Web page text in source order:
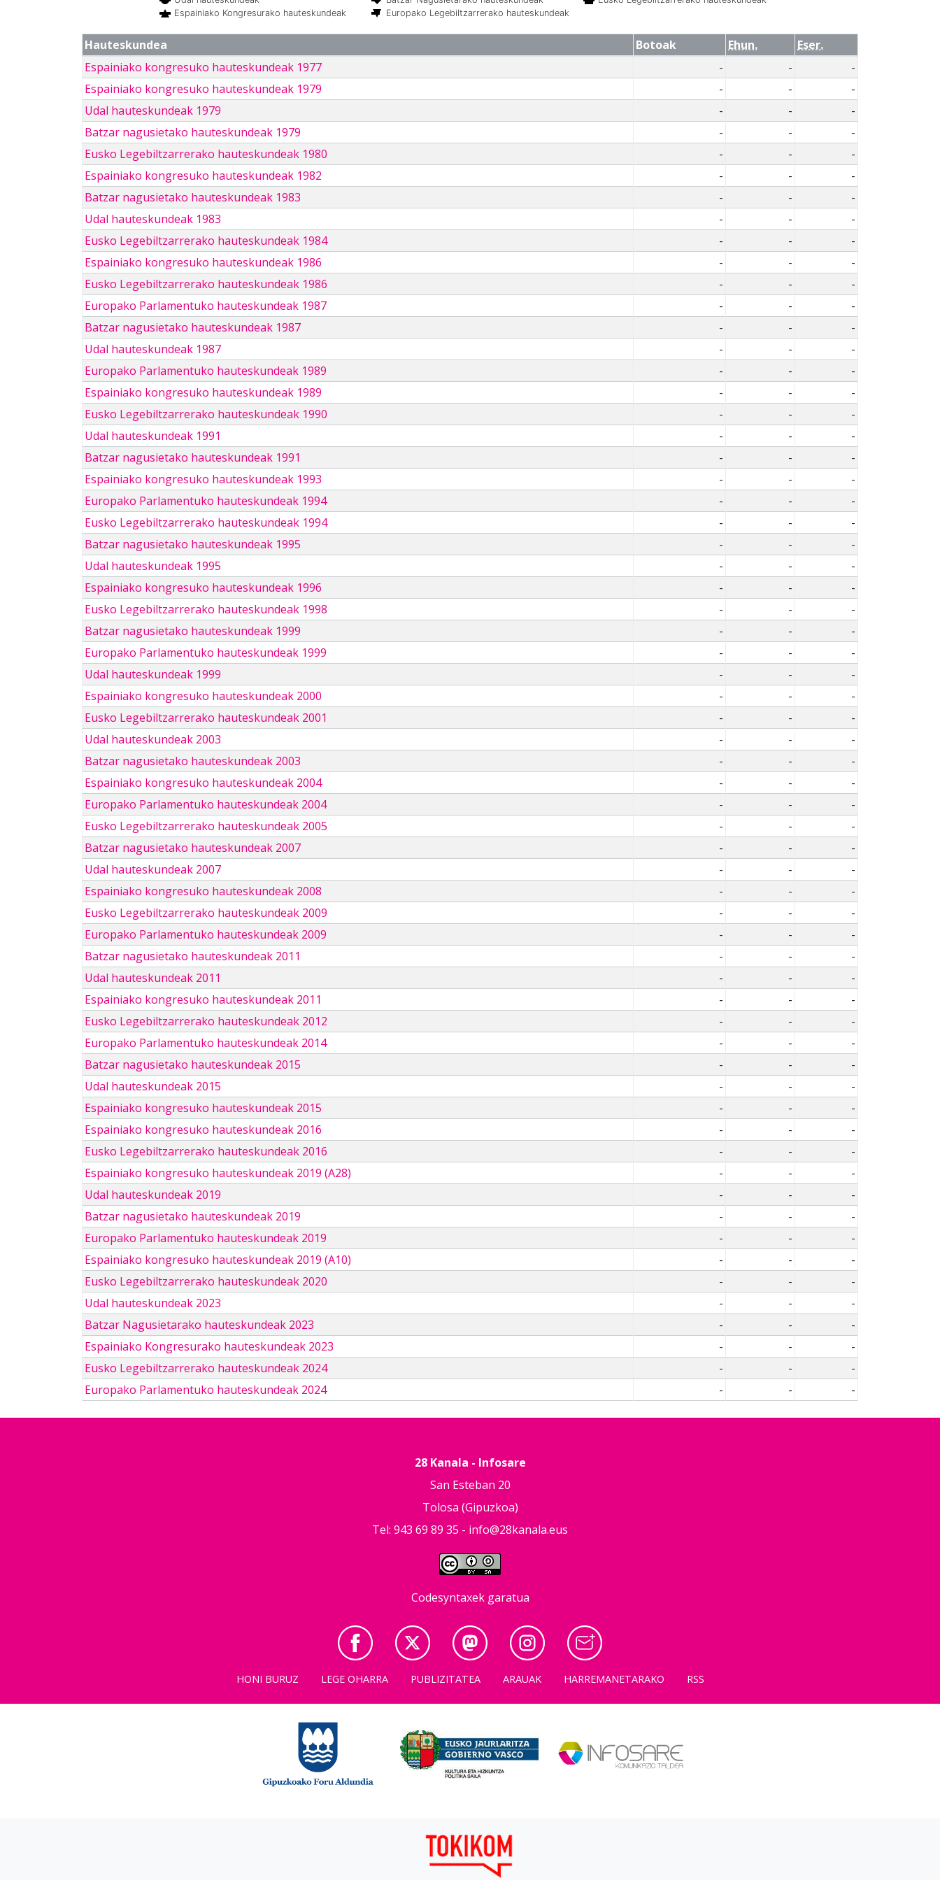
Espainiako Kongresurako hauteskundeak
Europako Legebiltzarrerako hauteskundeak
Hauteskundea Botoak Ehun.
Eser.
Espainiako kongresuko hauteskundeak 1977
- -
-
Espainiako kongresuko hauteskundeak 1979
- -
-
Udal hauteskundeak 1979
- -
-
Batzar nagusietako hauteskundeak 1979
- -
-
Eusko Legebiltzarrerako hauteskundeak 1980
- -
-
Espainiako kongresuko hauteskundeak 1982
- -
-
Batzar nagusietako hauteskundeak 1983
- -
-
Udal hauteskundeak 1983
- -
-
Eusko Legebiltzarrerako hauteskundeak 1984
- -
-
Espainiako kongresuko hauteskundeak 1986
- -
-
Eusko Legebiltzarrerako hauteskundeak 1986
- -
-
Europako Parlamentuko hauteskundeak 1987
- -
-
Batzar nagusietako hauteskundeak 1987
- -
-
Udal hauteskundeak 1987
- -
-
Europako Parlamentuko hauteskundeak 1989
- -
-
Espainiako kongresuko hauteskundeak 1989
- -
-
Eusko Legebiltzarrerako hauteskundeak 1990
- -
-
Udal hauteskundeak 1991
- -
-
Batzar nagusietako hauteskundeak 1991
- -
-
Espainiako kongresuko hauteskundeak 1993
- -
-
Europako Parlamentuko hauteskundeak 1994
- -
-
Eusko Legebiltzarrerako hauteskundeak 1994
- -
-
Batzar nagusietako hauteskundeak 1995
- -
-
Udal hauteskundeak 1995
- -
-
Espainiako kongresuko hauteskundeak 1996
- -
-
Eusko Legebiltzarrerako hauteskundeak 1998
- -
-
Batzar nagusietako hauteskundeak 1999
- -
-
Europako Parlamentuko hauteskundeak 1999
- -
-
Udal hauteskundeak 1999
- -
-
Espainiako kongresuko hauteskundeak 2000
- -
-
Eusko Legebiltzarrerako hauteskundeak 2001
- -
-
Udal hauteskundeak 2003
- -
-
Batzar nagusietako hauteskundeak 2003
- -
-
Espainiako kongresuko hauteskundeak 2004
- -
-
Europako Parlamentuko hauteskundeak 2004
- -
-
Eusko Legebiltzarrerako hauteskundeak 2005
- -
-
Batzar nagusietako hauteskundeak 2007
- -
-
Udal hauteskundeak 2007
- -
-
Espainiako kongresuko hauteskundeak 2008
- -
-
Eusko Legebiltzarrerako hauteskundeak 2009
- -
-
Europako Parlamentuko hauteskundeak 2009
- -
-
Batzar nagusietako hauteskundeak 2011
- -
-
Udal hauteskundeak 2011
- -
-
Espainiako kongresuko hauteskundeak 2011
- -
-
Eusko Legebiltzarrerako hauteskundeak 2012
- -
-
Europako Parlamentuko hauteskundeak 2014
- -
-
Batzar nagusietako hauteskundeak 2015
- -
-
Udal hauteskundeak 2015
- -
-
Espainiako kongresuko hauteskundeak 2015
- -
-
Espainiako kongresuko hauteskundeak 2016
- -
-
Eusko Legebiltzarrerako hauteskundeak 2016
- -
-
Espainiako kongresuko hauteskundeak 2019 (A28)
- -
-
Udal hauteskundeak 2019
- -
-
Batzar nagusietako hauteskundeak 2019
- -
-
Europako Parlamentuko hauteskundeak 2019
- -
-
Espainiako kongresuko hauteskundeak 2019 (A10)
- -
-
Eusko Legebiltzarrerako hauteskundeak 2020
- -
-
Udal hauteskundeak 2023
- -
-
Batzar Nagusietarako hauteskundeak 2023
- -
-
Espainiako Kongresurako hauteskundeak 2023
- -
-
Eusko Legebiltzarrerako hauteskundeak 2024
- -
-
Europako Parlamentuko hauteskundeak 2024
- - -
28 Kanala - Infosare
San Esteban 20
Tolosa (Gipuzkoa)
Tel: 943 69 89 35 - info@28kanala.eus
Codesyntaxek garatua
HONI BURUZ LEGE OHARRA PUBLIZITATEA ARAUAK HARREMANETARAKO RSS